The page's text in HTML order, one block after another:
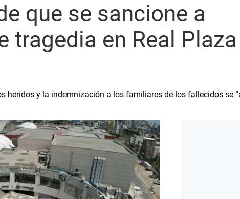
que se sancione a
tragedia en Real
heridos y la indemnización a los familiares de los fallecidos se